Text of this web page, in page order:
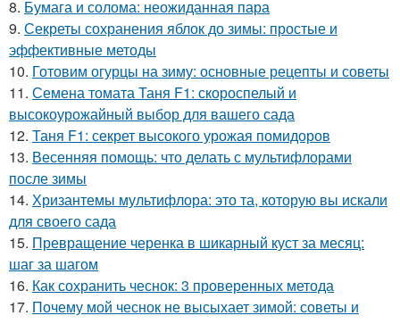
8. Бумага и солома: неожиданная пара
9. Секреты сохранения яблок до зимы: простые и
эффективные методы
10. Готовим огурцы на зиму: основные рецепты и советы
11. Семена томата Таня F1: скороспелый и
высокоурожайный выбор для вашего сада
12. Таня F1: секрет высокого урожая помидоров
13. Весенняя помощь: что делать с мультифлорами
после зимы
14. Хризантемы мультифлора: это та, которую вы искали
для своего сада
15. Превращение черенка в шикарный куст за месяц:
шаг за шагом
16. Как сохранить чеснок: 3 проверенных метода
17. Почему мой чеснок не высыхает зимой: советы и